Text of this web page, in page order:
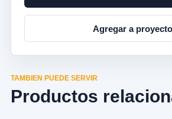
Agregar a proyecto
TAMBIEN PUEDE SERVIR
Productos